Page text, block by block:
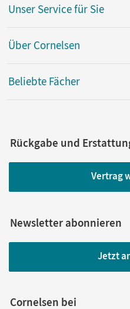
Unser Service für Sie
Über Cornelsen
Beliebte Fächer
Rückgabe und
Vertrag
Newsletter abonnieren
Jetzt
Cornelsen bei